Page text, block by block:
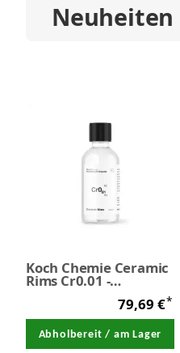
Neuheiten
Koch Chemie Ceramic
Rims Cr0.01 -
79,69 €*
Abholbereit / am Lager